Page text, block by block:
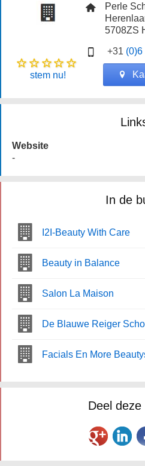
Perle
5708ZS
+31 (0)6
stem nu!
Website
-
In de
I2I-Beauty With Care
Beauty in Balance
Salon La Maison
De Blauwe Reiger
Facials En More
Deel deze